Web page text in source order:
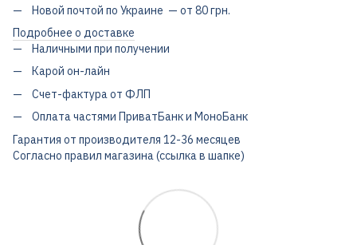
Новой почтой по Украине — от 80 грн.
Подробнее о доставке
Наличными при получении
Карой он-лайн
Счет-фактура от ФЛП
Оплата частями ПриватБанк и МоноБанк
Гарантия от производителя 12-36 месяцев
Согласно правил магазина (ссылка в шапке)